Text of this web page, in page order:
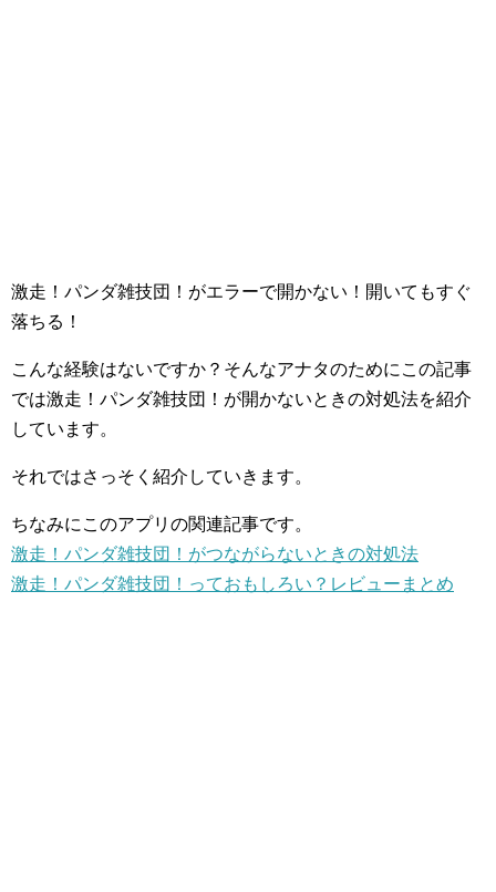
激走！パンダ雑技団！がエラーで開かない！開いてもすぐ
落ちる！
こんな経験はないですか？そんなアナタのためにこの記事
では激走！パンダ雑技団！が開かないときの対処法を紹介
しています。
それではさっそく紹介していきます。
ちなみにこのアプリの関連記事です。
激走！パンダ雑技団！がつながらないときの対処法
激走！パンダ雑技団！っておもしろい？レビューまとめ